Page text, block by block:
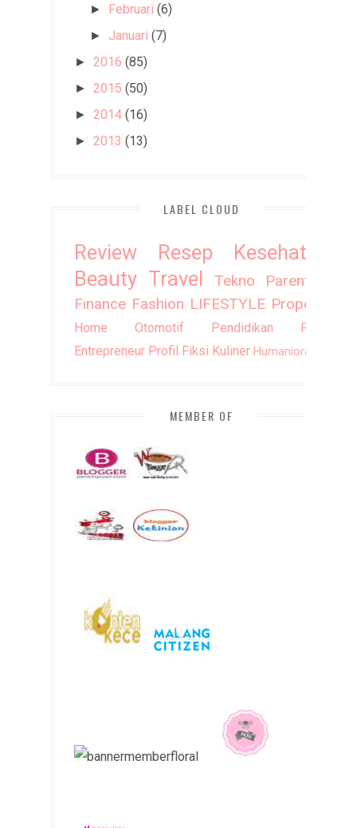
► Februari (6)
► Januari (7)
► 2016 (85)
► 2015 (50)
► 2014 (16)
► 2013 (13)
LABEL CLOUD
Review Resep
Kesehatan
Beauty Travel Tekno
Parenting
Finance Fashion LIFESTYLE Property
Home Otomotif Pendidikan
Puisi
Entrepreneur Profil Fiksi Kuliner Humaniora
MEMBER OF